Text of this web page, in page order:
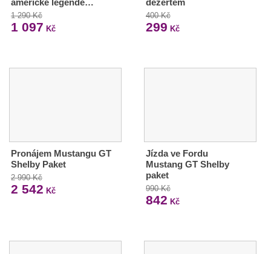
1 290 Kč
1 097 Kč
400 Kč
299 Kč
Pronájem Mustangu GT
Shelby Paket
2 990 Kč
2 542 Kč
Jízda ve Fordu
Mustang GT Shelby
paket
990 Kč
842 Kč